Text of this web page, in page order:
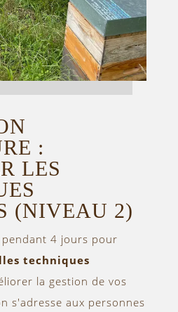
:
LES
(NIVEAU 2)
4 jours pour
techniques
la gestion de vos
s'adresse aux personnes